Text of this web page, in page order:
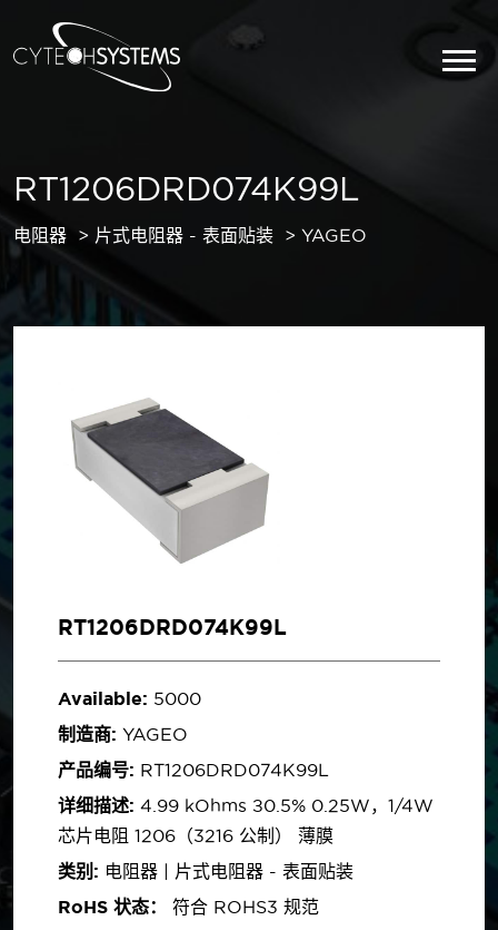
RT1206DRD074K99L
电阻器 片式电阻器 - 表面贴装 YAGEO
RT1206DRD074K99L
Available: 5000
制造商: YAGEO
产品编号: RT1206DRD074K99L
详细描述: 4.99 kOhms ±0.5% 0.25W，1/4W
芯片电阻 1206（3216 公制） 薄膜
类别: 电阻器 | 片式电阻器 - 表面贴装
RoHS 状态：
符合 ROHS3 规范